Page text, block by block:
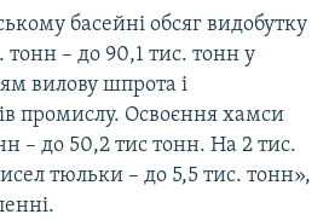
басейні обсяг видобутку
тонн – до 90,1 тис. тонн у
вилову шпрота і
промислу. Освоєння хамси
– до 50,2 тис тонн. На 2 тис.
тюльки – до 5,5 тис. тонн»,